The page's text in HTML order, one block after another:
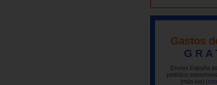
Gastos
G R A
Envíos España
pedidos
(más iva)